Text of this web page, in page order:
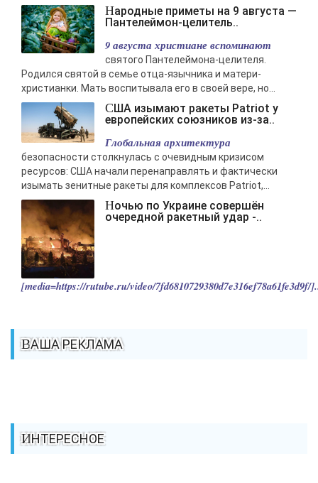
Народные приметы на 9 августа —
Пантелеймон-целитель..
9 августа христиане вспоминают
святого Пантелеймона-целителя.
Родился святой в семье отца-язычника и матери-
христианки. Мать воспитывала его в своей вере, но...
США изымают ракеты Patriot у
европейских союзников из-за..
Глобальная архитектура
безопасности столкнулась с очевидным кризисом
ресурсов: США начали перенаправлять и фактически
изымать зенитные ракеты для комплексов Patriot,...
Ночью по Украине совершён
очередной ракетный удар -..
[media=https://rutube.ru/video/7fd6810729380d7e316ef78a61fe3d9f/
ВАША РЕКЛАМА
ИНТЕРЕСНОЕ